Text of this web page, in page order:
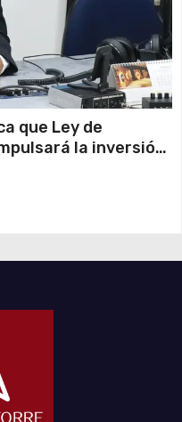
que Ley de
la inversión